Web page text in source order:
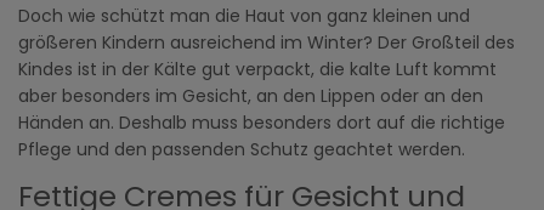
Doch wie schützt man die Haut von ganz kleinen und
größeren Kindern ausreichend im Winter? Der Großteil des
Kindes ist in der Kälte gut verpackt, die kalte Luft kommt
aber besonders im Gesicht, an den Lippen oder an den
Händen an. Deshalb muss besonders dort auf die richtige
Pflege und den passenden Schutz geachtet werden.
Fettige Cremes für Gesicht und